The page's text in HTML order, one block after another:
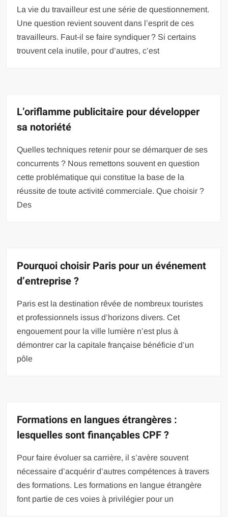
La vie du travailleur est une série de questionnement.
Une question revient souvent dans l’esprit de ces
travailleurs. Faut-il se faire syndiquer ? Si certains
trouvent cela inutile, pour d’autres, c’est
L’oriflamme publicitaire pour développer
sa notoriété
Quelles techniques retenir pour se démarquer de ses
concurrents ? Nous remettons souvent en question
cette problématique qui constitue la base de la
réussite de toute activité commerciale. Que choisir ?
Des
Pourquoi choisir Paris pour un événement
d’entreprise ?
Paris est la destination rêvée de nombreux touristes
et professionnels issus d’horizons divers. Cet
engouement pour la ville lumière n’est plus à
démontrer car la capitale française bénéficie d’un
pôle
Formations en langues étrangères :
lesquelles sont finançables CPF ?
Pour faire évoluer sa carrière, il s’avère souvent
nécessaire d’acquérir d’autres compétences à travers
des formations. Les formations en langue étrangère
font partie de ces voies à privilégier pour un